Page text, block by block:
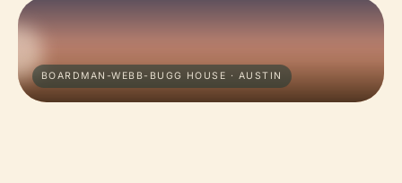
BOARDMAN-WEBB-BUGG HOUSE · AUSTIN